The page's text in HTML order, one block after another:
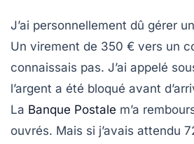
J’ai personnellement dû gérer
Un virement de 350 € vers un
connaissais pas. J’ai appelé
l’argent a été bloqué avant
La Banque Postale m’a
ouvrés. Mais si j’avais attendu